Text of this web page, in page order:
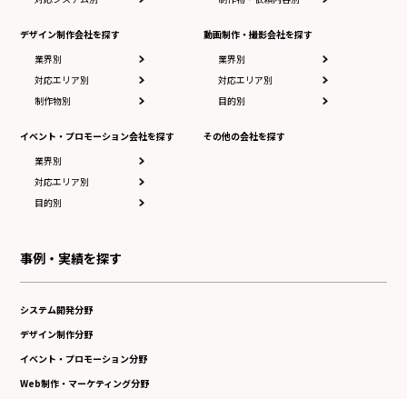
デザイン制作会社を探す
業界別
対応エリア別
制作物別
イベント・プロモーション会社を探す
業界別
対応エリア別
目的別
動画制作・撮影会社を探す
業界別
対応エリア別
目的別
その他の会社を探す
事例・実績を探す
システム開発分野
デザイン制作分野
イベント・プロモーション分野
Web制作・マーケティング分野